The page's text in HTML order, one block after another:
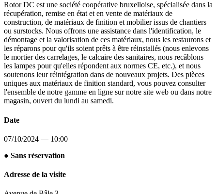
Rotor DC est une société coopérative bruxelloise, spécialisée dans la
récupération, remise en état et en vente de matériaux de
construction, de matériaux de finition et mobilier issus de chantiers
ou surstocks. Nous offrons une assistance dans l'identification, le
démontage et la valorisation de ces matériaux, nous les restaurons et
les réparons pour qu'ils soient prêts à être réinstallés (nous enlevons
le mortier des carrelages, le calcaire des sanitaires, nous recâblons
les lampes pour qu'elles répondent aux normes CE, etc.), et nous
soutenons leur réintégration dans de nouveaux projets. Des pièces
uniques aux matériaux de finition standard, vous pouvez consulter
l'ensemble de notre gamme en ligne sur notre site web ou dans notre
magasin, ouvert du lundi au samedi.
Date
07/10/2024 — 10:00
● Sans réservation
Adresse de la visite